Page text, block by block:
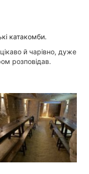
катакомби.
й чарівно, дуже
розповідав.